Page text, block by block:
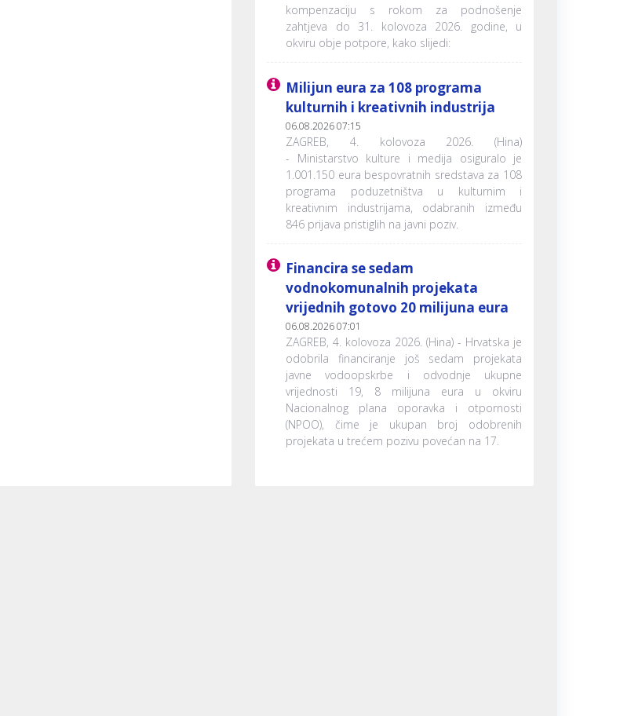
kompenzaciju s rokom za podnošenje
zahtjeva do 31. kolovoza 2026. godine, u
okviru obje potpore, kako slijedi:
Milijun eura za 108 programa
kulturnih i kreativnih industrija
06.08.2026 07:15
ZAGREB, 4. kolovoza 2026. (Hina)
- Ministarstvo kulture i medija osiguralo je
1.001.150 eura bespovratnih sredstava za 108
programa poduzetništva u kulturnim i
kreativnim industrijama, odabranih između
846 prijava pristiglih na javni poziv.
Financira se sedam
vodnokomunalnih projekata
vrijednih gotovo 20 milijuna eura
06.08.2026 07:01
ZAGREB, 4. kolovoza 2026. (Hina) - Hrvatska je
odobrila financiranje još sedam projekata
javne vodoopskrbe i odvodnje ukupne
vrijednosti 19, 8 milijuna eura u okviru
Nacionalnog plana oporavka i otpornosti
(NPOO), čime je ukupan broj odobrenih
projekata u trećem pozivu povećan na 17.